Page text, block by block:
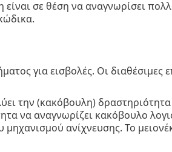
σε θέση να αναγνωρίσει
για εισβολές. Οι διαθέσιμες
την (κακόβουλη)
να αναγνωρίζει κακόβουλο
ανίχνευσης. Το